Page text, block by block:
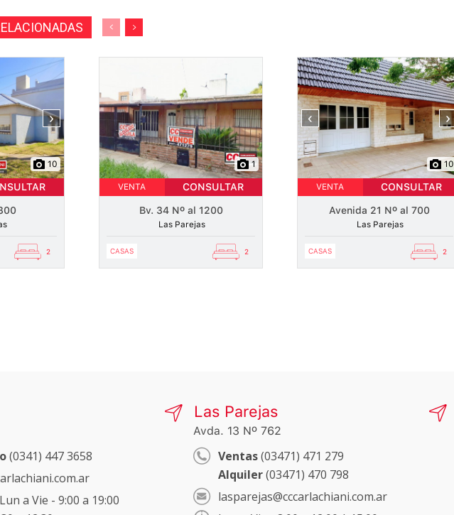
›
10
2
1
VENTA CONSULTAR
Bv. 34 Nº al 1200
Las Parejas
CASAS 2
‹ ›
10
VENTA CONSULTAR
Avenida 21 Nº al 700
Las Parejas
CASAS 2
(0341) 447 3658
Lun a Vie - 9:00 a 19:00
Las Parejas
Avda. 13 Nº 762
Ventas(03471) 471 279
Alquiler(03471) 470 798
lasparejas@cccarlachiani.com.ar